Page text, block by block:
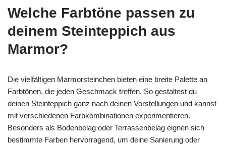
Welche Farbtöne passen zu
deinem Steinteppich aus
Marmor?
Die vielfältigen Marmorsteinchen bieten eine breite Palette an
Farbtönen, die jeden Geschmack treffen. So gestaltest du
deinen Steinteppich ganz nach deinen Vorstellungen und kannst
mit verschiedenen Farbkombinationen experimentieren.
Besonders als Bodenbelag oder Terrassenbelag eignen sich
bestimmte Farben hervorragend, um deine Sanierung oder